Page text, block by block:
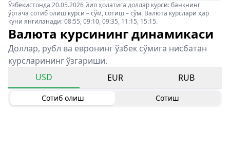
Ўзбекистонда 20.05.2026 йил ҳолатига доллар курси: банкнинг
ўртача сотиб олиш курси – сўм, сотиш – сўм. Валюта курслари ҳар
куни янгиланади: 08:55, 09:10, 09:35, 11:15, 15:15.
Валюта курсининг динамикаси
Доллар, рубл ва евронинг ўзбек сўмига нисбатан
курсларининг ўзгариши.
USD
EUR RUB
Сотиб олиш Сотиш